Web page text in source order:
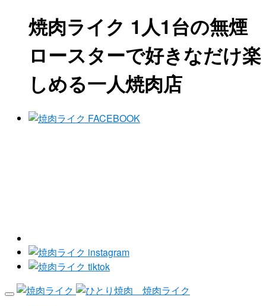
焼肉ライク 1人1台の無煙
ロースターで好きなだけ楽
しめる一人焼肉店